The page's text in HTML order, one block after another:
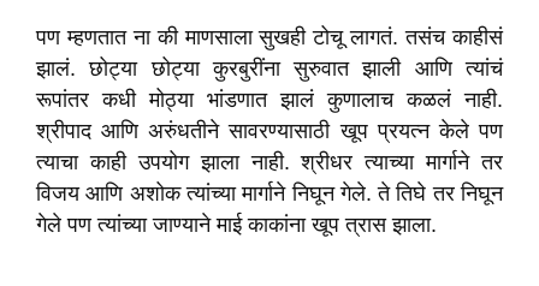
पण म्हणतात ना की माणसाला सुखही टोचू लागतं. तसंच काहीसं
झालं. छोट्या छोट्या कुरबुरींना सुरुवात झाली आणि त्यांचं
रूपांतर कधी मोठ्या भांडणात झालं कुणालाच कळलं नाही.
श्रीपाद आणि अरुंधतीने सावरण्यासाठी खूप प्रयत्न केले पण
त्याचा काही उपयोग झाला नाही. श्रीधर त्याच्या मार्गाने तर
विजय आणि अशोक त्यांच्या मार्गाने निघून गेले. ते तिघे तर निघून
गेले पण त्यांच्या जाण्याने माई काकांना खूप त्रास झाला.